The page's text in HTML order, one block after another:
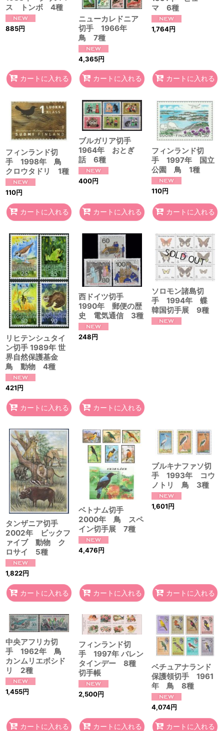
ス トンボ 4種
885円
カートに入れる
ニューカレドニア
切手 1966年
鳥 7種
4,365円
カートに入れる
マ 6種
1,764円
カートに入れる
フィンランド切
手 1998年 鳥
クロウタドリ 1種
110円
カートに入れる
ブルガリア切手
1964年 おとぎ
話 6種
400円
カートに入れる
フィンランド切
手 1997年 国立
公園 鳥 1種
110円
カートに入れる
リヒテンシュタイ
ン切手 1989年 世
界自然保護基金
鳥 動物 4種
421円
カートに入れる
西ドイツ切手
1990年 郵便の歴
史 電気通信 3種
248円
カートに入れる
ソロモン諸島切
手 1994年 蝶
韓国切手展 9種
タンザニア切手
2002年 ビックフ
ァイブ 動物 ク
ロサイ 5種
1,822円
カートに入れる
ベトナム切手
2000年 鳥 スペ
イン切手展 7種
4,476円
カートに入れる
ブルキナファソ切
手 1993年 コウ
ノトリ 鳥 3種
1,601円
カートに入れる
中央アフリカ切
手 1962年 鳥
カンムリエボシド
リ 2種
1,455円
カートに入れる
フィンランド切
手 1997年 バレン
タインデー 8種
切手帳
2,500円
カートに入れる
ベチュアナランド
保護領切手 1961
年 鳥 8種
4,074円
カートに入れる